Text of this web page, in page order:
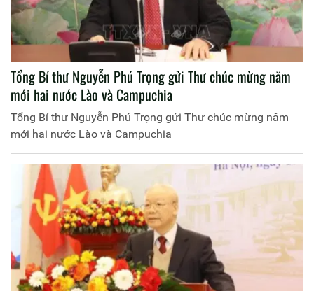
Tổng Bí thư Nguyễn Phú Trọng gửi Thư chúc mừng năm
mới hai nước Lào và Campuchia
Tổng Bí thư Nguyễn Phú Trọng gửi Thư chúc mừng năm
mới hai nước Lào và Campuchia